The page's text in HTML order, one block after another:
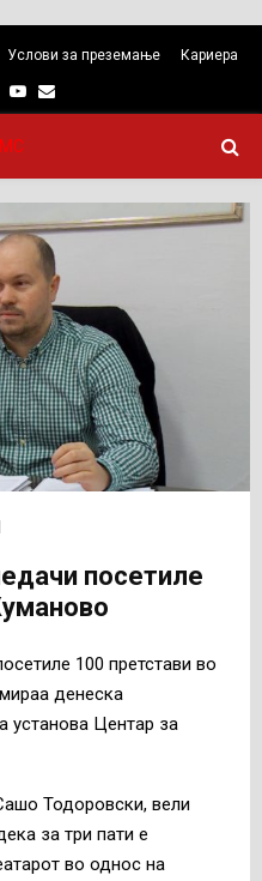
Услови за преземање Кариера
Youtube
Email
посетиле
100 претстави во
денеска
установа Центар за
Тодоровски, вели
за три пати е
во однос на